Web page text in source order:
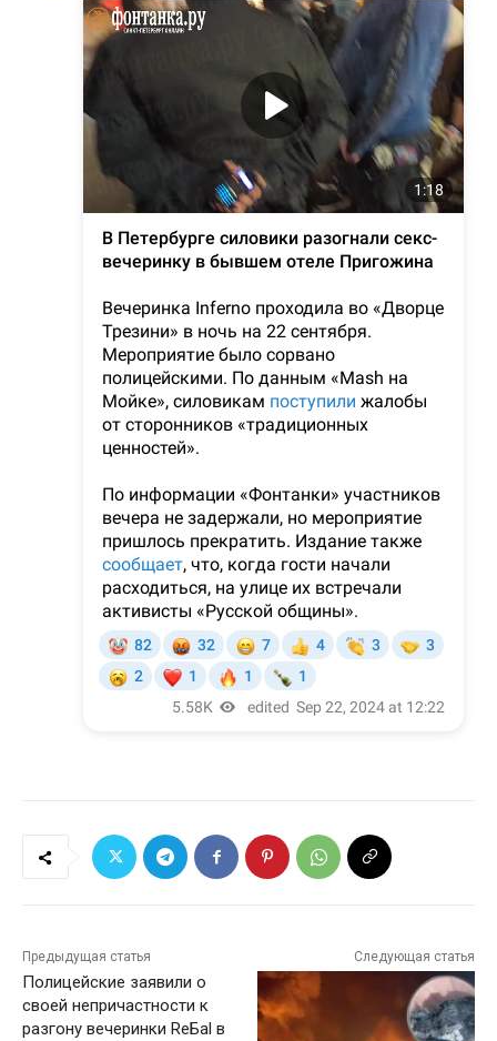
Предыдущая статья
Полицейские заявили о
своей непричастности к
разгону вечеринки ReБаl в
Следующая статья